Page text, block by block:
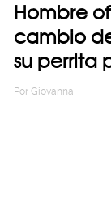
Hombre
cambio
su perrita
Por Giovanna